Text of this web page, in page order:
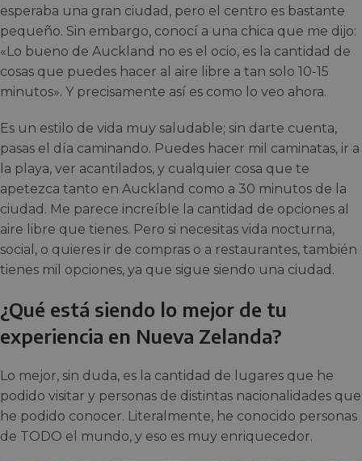
esperaba una gran ciudad, pero el centro es bastante
pequeño. Sin embargo, conocí a una chica que me dijo:
«Lo bueno de Auckland no es el ocio, es la cantidad de
cosas que puedes hacer al aire libre a tan solo 10-15
minutos». Y precisamente así es como lo veo ahora.
Es un estilo de vida muy saludable; sin darte cuenta,
pasas el día caminando. Puedes hacer mil caminatas, ir a
la playa, ver acantilados, y cualquier cosa que te
apetezca tanto en Auckland como a 30 minutos de la
ciudad. Me parece increíble la cantidad de opciones al
aire libre que tienes. Pero si necesitas vida nocturna,
social, o quieres ir de compras o a restaurantes, también
tienes mil opciones, ya que sigue siendo una ciudad.
¿Qué está siendo lo mejor de tu
experiencia en Nueva Zelanda?
Lo mejor, sin duda, es la cantidad de lugares que he
podido visitar y personas de distintas nacionalidades que
he podido conocer. Literalmente, he conocido personas
de TODO el mundo, y eso es muy enriquecedor.